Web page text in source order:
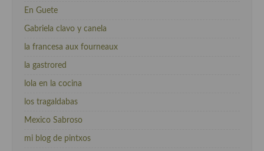
En Guete
Gabriela clavo y canela
la francesa aux fourneaux
la gastrored
lola en la cocina
los tragaldabas
Mexico Sabroso
mi blog de pintxos